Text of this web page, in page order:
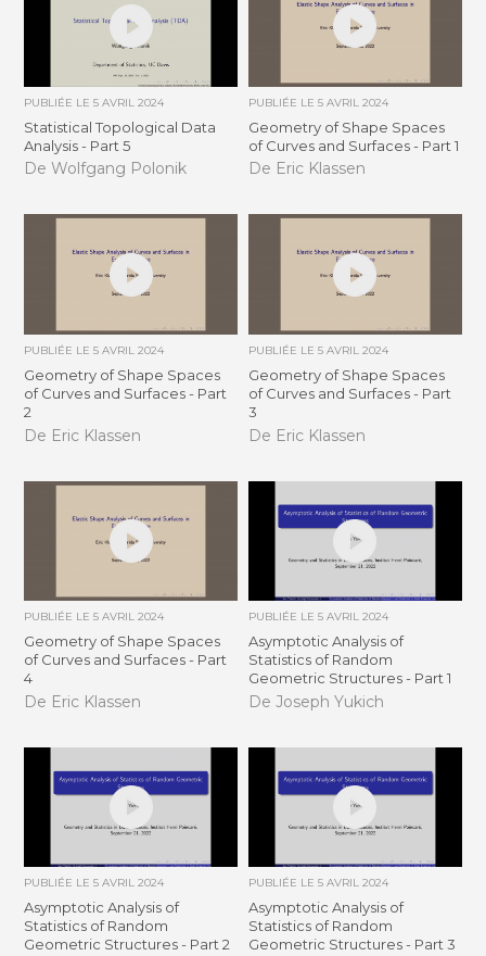
PUBLIÉE LE5 AVRIL 2024
Statistical Topological Data
Analysis - Part 5
De Wolfgang Polonik
PUBLIÉE LE 5 AVRIL 2024
Geometry of Shape Spaces
of Curves and Surfaces - Part 1
De Eric Klassen
PUBLIÉE LE5 AVRIL 2024
Geometry of Shape Spaces
of Curves and Surfaces - Part
2
De Eric Klassen
PUBLIÉE LE 5 AVRIL 2024
Geometry of Shape Spaces
of Curves and Surfaces - Part
3
De Eric Klassen
PUBLIÉE LE5 AVRIL 2024
Geometry of Shape Spaces
of Curves and Surfaces - Part
4
De Eric Klassen
PUBLIÉE LE 5 AVRIL 2024
Asymptotic Analysis of
Statistics of Random
Geometric Structures - Part 1
De Joseph Yukich
PUBLIÉE LE5 AVRIL 2024
Asymptotic Analysis of
Statistics of Random
Geometric Structures - Part 2
PUBLIÉE LE 5 AVRIL 2024
Asymptotic Analysis of
Statistics of Random
Geometric Structures - Part 3